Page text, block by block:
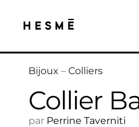
Bijoux – Colliers
Collier
par Perrine Taverniti